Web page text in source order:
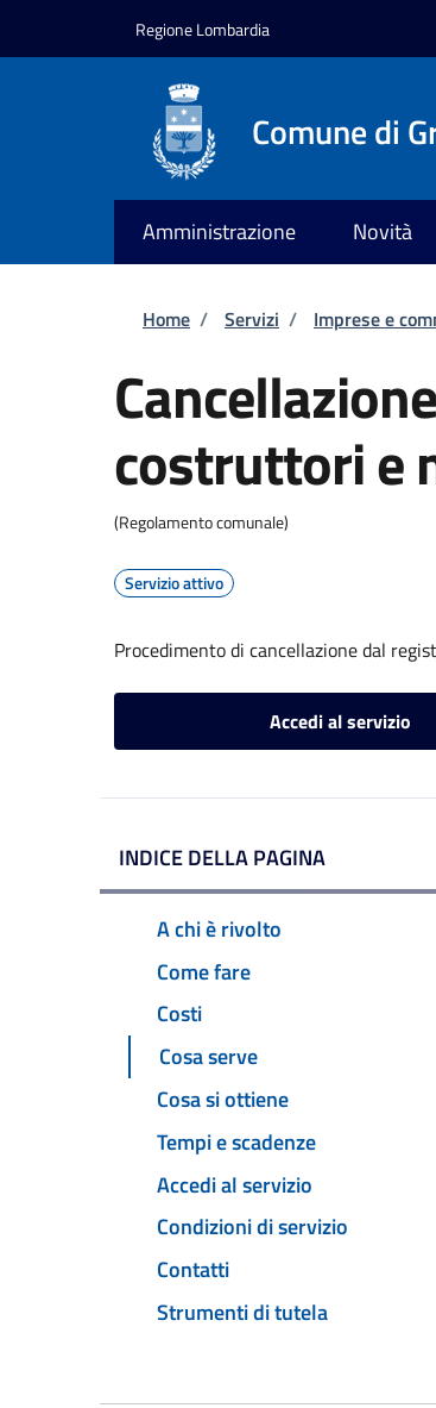
Regione Lombardia
Comune di
Amministrazione Novità
Briciole di
Home / Servizi / Imprese e
costruttori e
(Regolamento comunale)
Servizio attivo
Procedimento di cancellazione dal
Accedi al servizio
INDICE DELLA PAGINA
A chi è rivolto
Come fare
Costi
Cosa serve
Cosa si ottiene
Tempi e scadenze
Accedi al servizio
Condizioni di servizio
Contatti
Strumenti di tutela